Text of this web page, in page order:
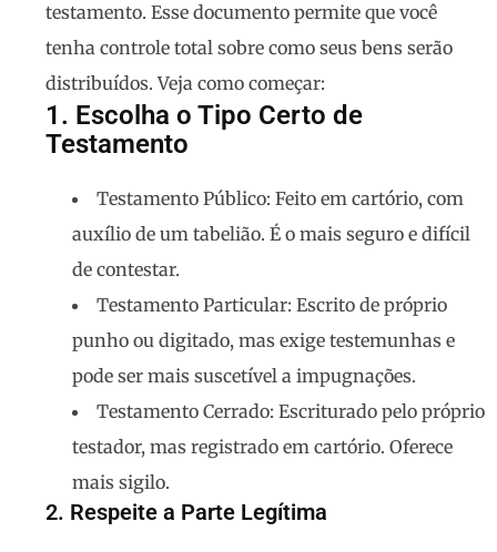
testamento. Esse documento permite que você
tenha controle total sobre como seus bens serão
distribuídos. Veja como começar:
1. Escolha o Tipo Certo de
Testamento
Testamento Público: Feito em cartório, com
auxílio de um tabelião. É o mais seguro e difícil
de contestar.
Testamento Particular: Escrito de próprio
punho ou digitado, mas exige testemunhas e
pode ser mais suscetível a impugnações.
Testamento Cerrado: Escriturado pelo próprio
testador, mas registrado em cartório. Oferece
mais sigilo.
2. Respeite a Parte Legítima